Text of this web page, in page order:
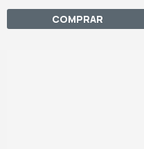
COMPRAR